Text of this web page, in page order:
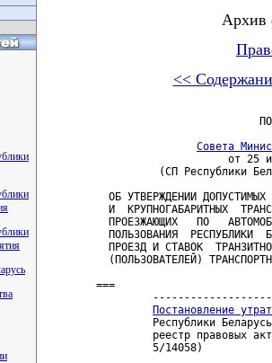
Архив
<<
Совета
от 25
(СП Республики
ОБ УТВЕРЖДЕНИИ ДОПУСТИМЫХ
И  КРУПНОГАБАРИТНЫХ
ПРОЕЗЖАЮЩИХ   ПО
ПОЛЬЗОВАНИЯ  РЕСПУБЛИКИ
ПРОЕЗД И СТАВОК
(ПОЛЬЗОВАТЕЛЕЙ)
===
Постановление
Республики
реестр правовых
         5/14058)